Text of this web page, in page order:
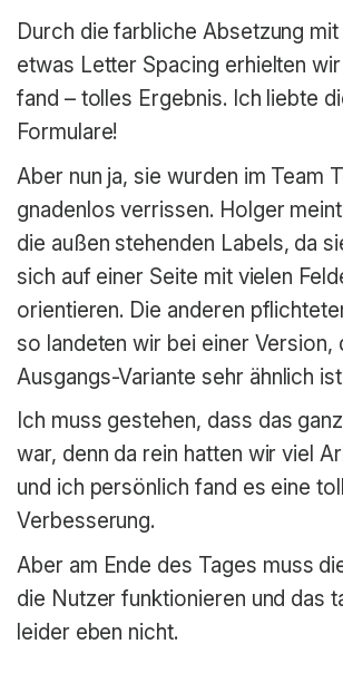
Durch die farbliche Absetzung mit
etwas Letter Spacing erhielten
fand – tolles Ergebnis. Ich liebte
Formulare!
Aber nun ja, sie wurden im Team
gnadenlos verrissen. Holger
die außen stehenden Labels, da
sich auf einer Seite mit vielen
orientieren. Die anderen
so landeten wir bei einer Version,
Ausgangs-Variante sehr ähnlich
Ich muss gestehen, dass das
war, denn da rein hatten wir viel
und ich persönlich fand es eine
Verbesserung.
Aber am Ende des Tages muss
die Nutzer funktionieren und das
leider eben nicht.